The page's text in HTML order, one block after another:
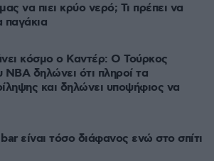
να πιει κρύο νερό; Τι πρέπει να
παγάκια
κόσμο ο Καντέρ: Ο Τούρκος
δηλώνει ότι πληροί τα
και δηλώνει υποψήφιος να
είναι τόσο διάφανος ενώ στο σπίτι